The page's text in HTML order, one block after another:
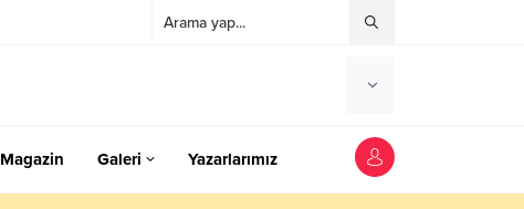
Magazin Galeri Yazarlarımız